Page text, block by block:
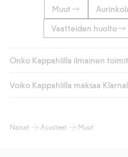
Muut
Vaatteiden huolto
Onko Kappahlilla ilmainen
Jos olet Kappahl Clubin
kotiinkuljetusta).
Voiko Kappahlilla maksaa
maksutavat, kuten laskun,
Naiset Asusteet Muut